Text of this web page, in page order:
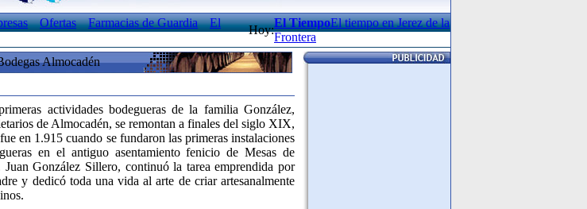
Ofertas Farmacias de Guardia
El
Hoy:
El TiempoEl tiempo en Jerez de la
Frontera
Almocadén
actividades bodegueras de la familia González,
de Almocadén, se remontan a finales del siglo XIX,
en 1.915 cuando se fundaron las primeras instalaciones
en el antiguo asentamiento fenicio de Mesas de
Juan González Sillero, continuó la tarea emprendida por
y dedicó toda una vida al arte de criar artesanalmente